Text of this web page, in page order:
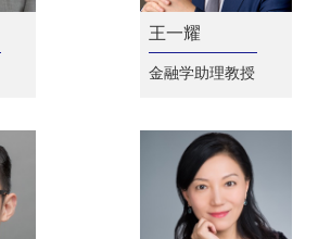
王一耀
金融学助理教授